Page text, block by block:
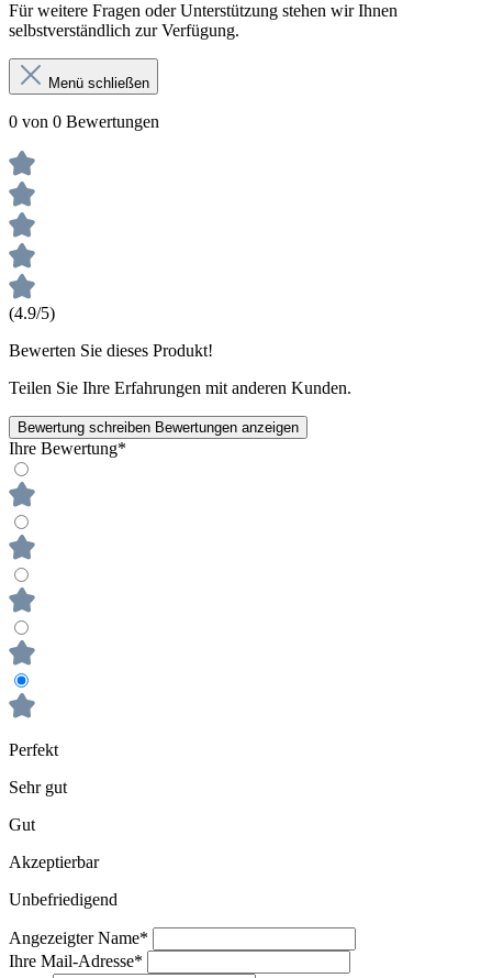
Für weitere Fragen oder Unterstützung stehen wir Ihnen
selbstverständlich zur Verfügung.
Menü schließen
0 von 0 Bewertungen
(4.9/5)
Bewerten Sie dieses Produkt!
Teilen Sie Ihre Erfahrungen mit anderen Kunden.
Bewertung schreiben Bewertungen anzeigen
Ihre Bewertung*
Perfekt
Sehr gut
Gut
Akzeptierbar
Unbefriedigend
Angezeigter Name*
Ihre Mail-Adresse*